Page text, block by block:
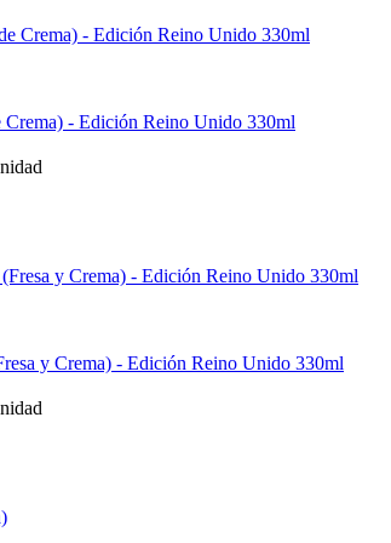
Crema) - Edición Reino Unido 330ml
y Crema) - Edición Reino Unido 330ml